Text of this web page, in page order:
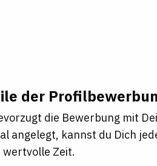
der
die Bewerbung mit
angelegt, kannst du Dich
Zeit.